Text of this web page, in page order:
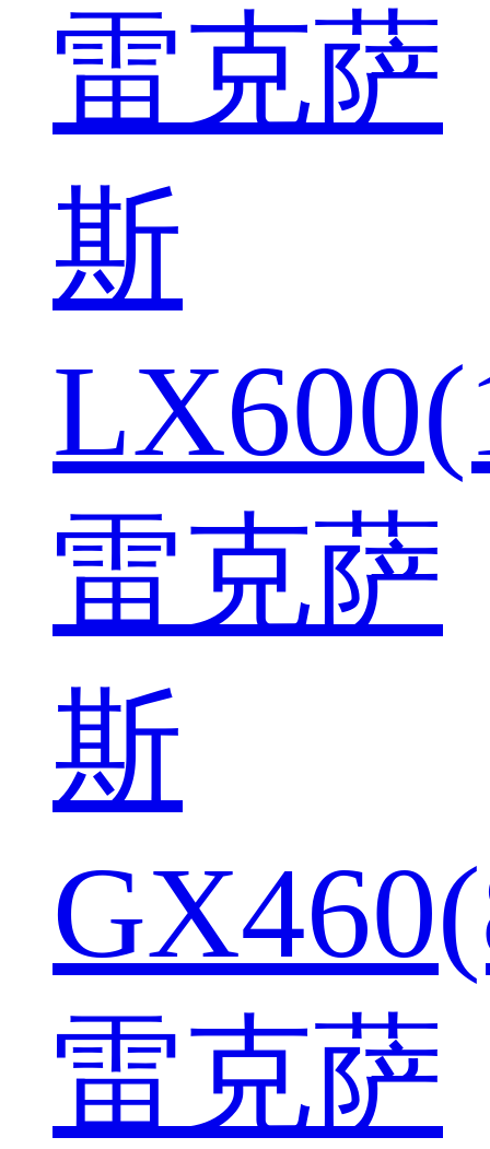
雷克萨
斯
雷克萨
斯
雷克萨